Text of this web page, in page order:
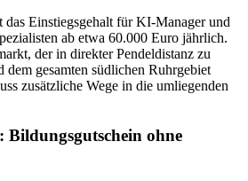
Einstiegsgehalt für KI-Manager und
ab etwa 60.000 Euro jährlich.
der in direkter Pendeldistanz zu
gesamten südlichen Ruhrgebiet
zusätzliche Wege in die umliegenden
ohne